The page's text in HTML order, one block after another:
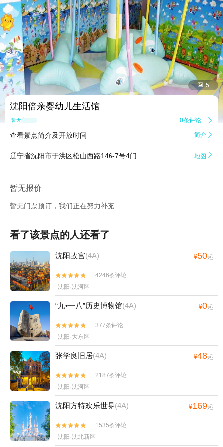
 5
沈阳倍亲婴幼儿生活馆
暂无点评 0条评论 
查看景点简介及开放时间 简介 
辽宁省沈阳市于洪区松山西路146-7号4门 地图 
暂无报价
暂无门票预订，我们正在努力补充
看了该景点的人还看了
沈阳故宫(4A) ¥50起


4246条评论
沈阳·沈河区
“九•一八”历史博物馆(4A) ¥0起


377条评论
沈阳·大东区
张学良旧居(4A) ¥48起


2187条评论
沈阳·沈河区
沈阳方特欢乐世界(4A) ¥169起


1535条评论
沈阳·沈北新区
